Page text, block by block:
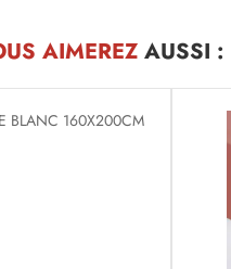
AIMEREZAUSSI :